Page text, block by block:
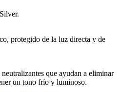
protegido de la luz directa y de
que ayudan a eliminar
un tono frío y luminoso.